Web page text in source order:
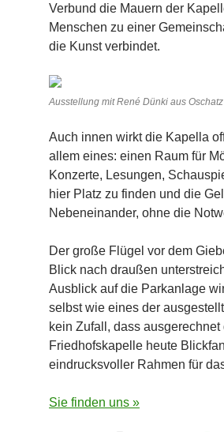
Verbund die Mauern der
Menschen zu einer
die Kunst verbindet.
Ausstellung mit René Dünki aus Oschatz
Auch innen wirkt die Kapella
allem eines: einen Raum für
Konzerte, Lesungen,
hier Platz zu finden und die
Nebeneinander, ohne die
Der große Flügel vor dem
Blick nach draußen
Ausblick auf die Parkanlage
selbst wie eines der
kein Zufall, dass
Friedhofskapelle heute
eindrucksvoller Rahmen für
Sie finden uns »